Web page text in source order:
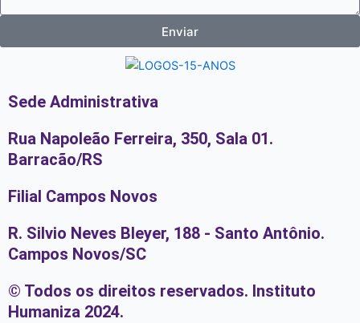
Enviar
Sede Administrativa
Rua Napoleão Ferreira, 350, Sala 01.
Barracão/RS
Filial Campos Novos
R. Silvio Neves Bleyer, 188 - Santo Antônio.
Campos Novos/SC
© Todos os direitos reservados. Instituto
Humaniza 2024.